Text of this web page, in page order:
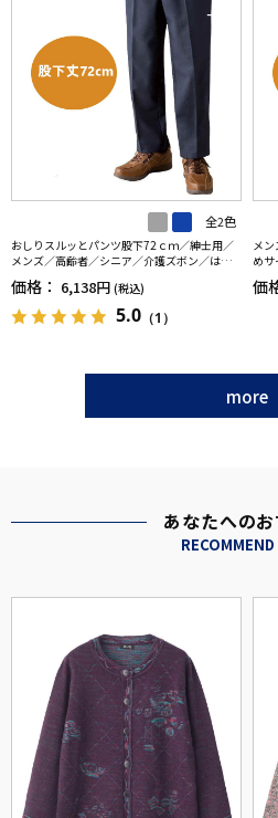
全2色
おしりスルッとパンツ股下72ｃｍ／紳士用／
メンズ／高齢者／シニア／介護ズボン／はき
やすい／ウエストゴム／敬老の日／ギフト／
プレゼント【CF】
価格： 6,138円 (税込)
5.0 （1）
メ
め
ト
F】
価
more
あなたへの